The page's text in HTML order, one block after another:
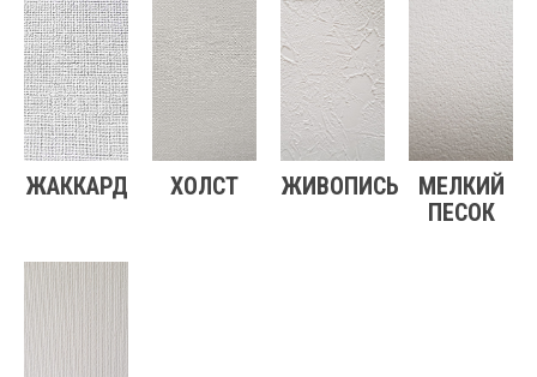
ЖАККАРД ХОЛСТ ЖИВОПИСЬ
МЕЛКИЙ
ПЕСОК